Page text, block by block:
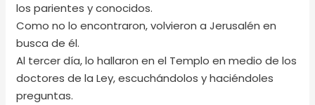
los parientes y conocidos.
Como no lo encontraron, volvieron a Jerusalén en
busca de él.
Al tercer día, lo hallaron en el Templo en medio de los
doctores de la Ley, escuchándolos y haciéndoles
preguntas.